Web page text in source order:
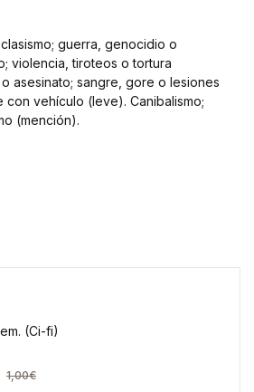
guerra, genocidio o
violencia, tiroteos o tortura
asesinato; sangre, gore o lesiones
vehículo (leve). Canibalismo;
(mención).
(Ci-fi)
1,00€